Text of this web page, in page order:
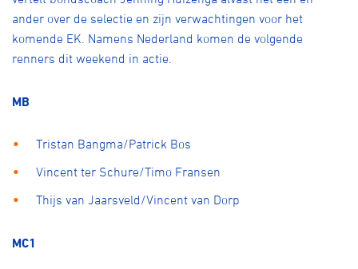
ander over de selectie en zijn verwachtingen voor het
komende EK. Namens Nederland komen de volgende
renners dit weekend in actie.
MB
Tristan Bangma/Patrick Bos
Vincent ter Schure/Timo Fransen
Thijs van Jaarsveld/Vincent van Dorp
MC1